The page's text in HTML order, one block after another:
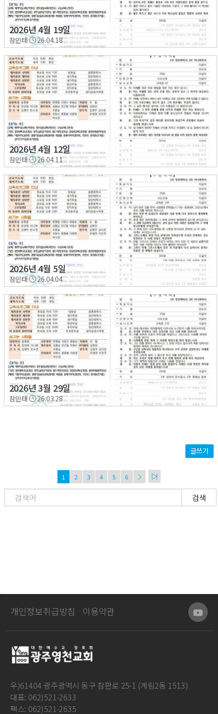
2026년 4월 19일
장인태 26.04.18
2026년 4월 12일
장인태 26.04.11
2026년 4월 5일
장인태 26.04.04
2026년 3월 29일
장인태 26.03.28
글쓰기
1 2 3 4 5 6
검색
개인정보취급방침 이용약관
우)61404 광주광역시 동구 참판로 25-1 (계림2동 1513)
대표: 062)521-2633
팩스: 062)521-2635